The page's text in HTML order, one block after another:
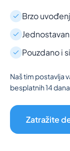
O nama
Integracije
Često
Blog
HotelSync EDU
Bezbednost i
Iskustva korisnika
Što očekivati
Popis promjena
Brzo
Pouzdano i
Naš tim postavlja
besplatnih 14
Zatražite